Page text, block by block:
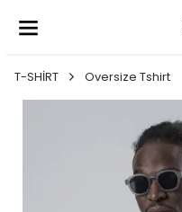
T-SHİRT Oversize Tshirt